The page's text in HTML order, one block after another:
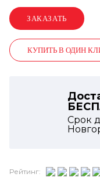
КУПИТЬ В ОДИН
Срок
Рейтинг: